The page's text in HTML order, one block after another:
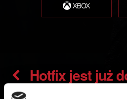
Hotfix jest już